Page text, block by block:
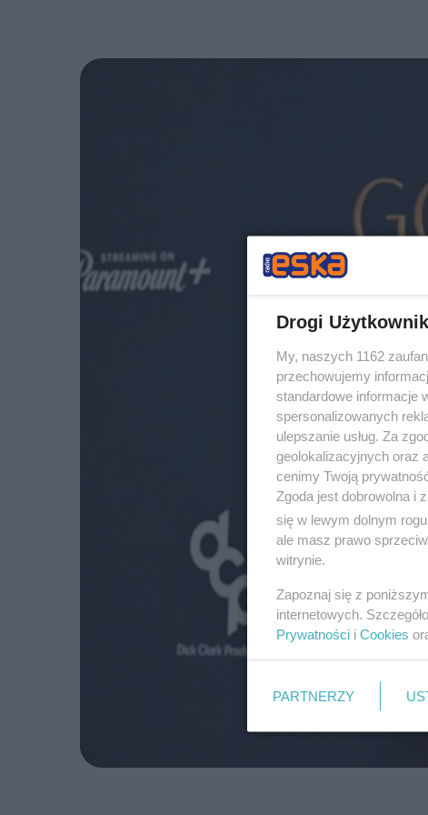
Drogi
My, naszych 1162
przechowujemy
standardowe informacje
spersonalizowanych
ulepszanie usług. Za
geolokalizacyjnych oraz
cenimy Twoją
Zgoda jest dobrowolna i
się w lewym dolnym
ale masz prawo
witrynie.
Zapoznaj się z
internetowych.
Prywatności i Cookies
PARTNERZY